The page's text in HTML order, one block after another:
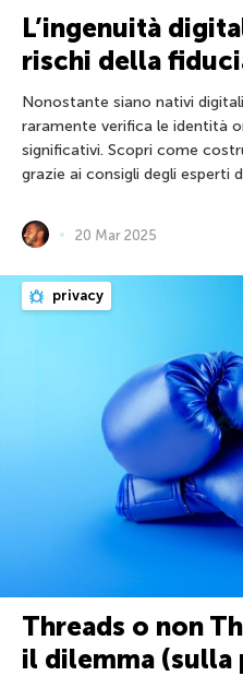
L’ingenuità
rischi della
Nonostante siano nativi
raramente verifica le identità
significativi. Scopri come
grazie ai consigli degli esperti
20 Mar 2025
privacy
Threads o non
il dilemma (sulla